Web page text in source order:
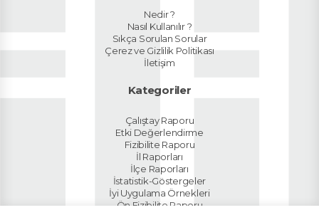
Nedir ?
Nasıl Kullanılır ?
Sıkça Sorulan Sorular
Çerez ve Gizlilik Politikası
İletişim
Kategoriler
Çalıştay Raporu
Etki Değerlendirme
Fizibilite Raporu
İl Raporları
İlçe Raporları
İstatistik-Göstergeler
İyi Uygulama Örnekleri
Ön Fizibilite Raporu